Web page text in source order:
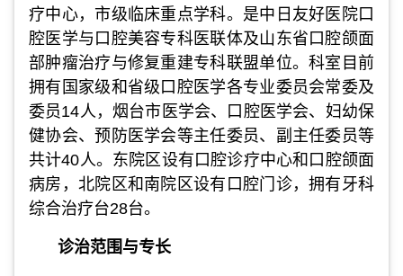
疗中心，市级临床重点学科。是中日友好医院口
腔医学与口腔美容专科医联体及山东省口腔颌面
部肿瘤治疗与修复重建专科联盟单位。科室目前
拥有国家级和省级口腔医学各专业委员会常委及
委员14人，烟台市医学会、口腔医学会、妇幼保
健协会、预防医学会等主任委员、副主任委员等
共计40人。东院区设有口腔诊疗中心和口腔颌面
病房，北院区和南院区设有口腔门诊，拥有牙科
综合治疗台28台。
诊治范围与专长